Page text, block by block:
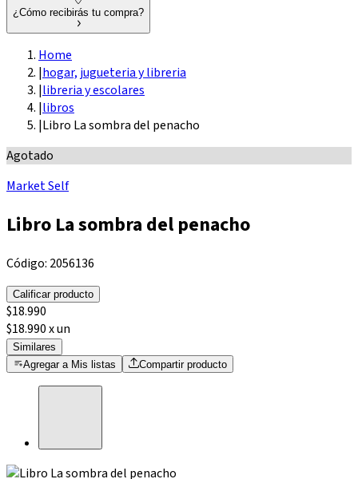
¿Cómo recibirás tu compra?
Home
|hogar, jugueteria y libreria
|libreria y escolares
|libros
|Libro La sombra del penacho
Agotado
Market Self
Libro La sombra del penacho
Código: 2056136
Calificar producto
$18.990
$18.990 x un
Similares
Agregar a Mis listas
Compartir producto